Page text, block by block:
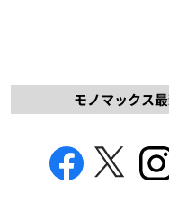
モノマックス